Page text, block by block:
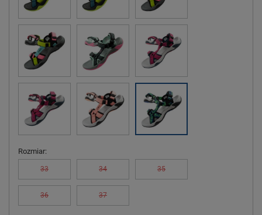
Rozmiar
33 34 35
36 37